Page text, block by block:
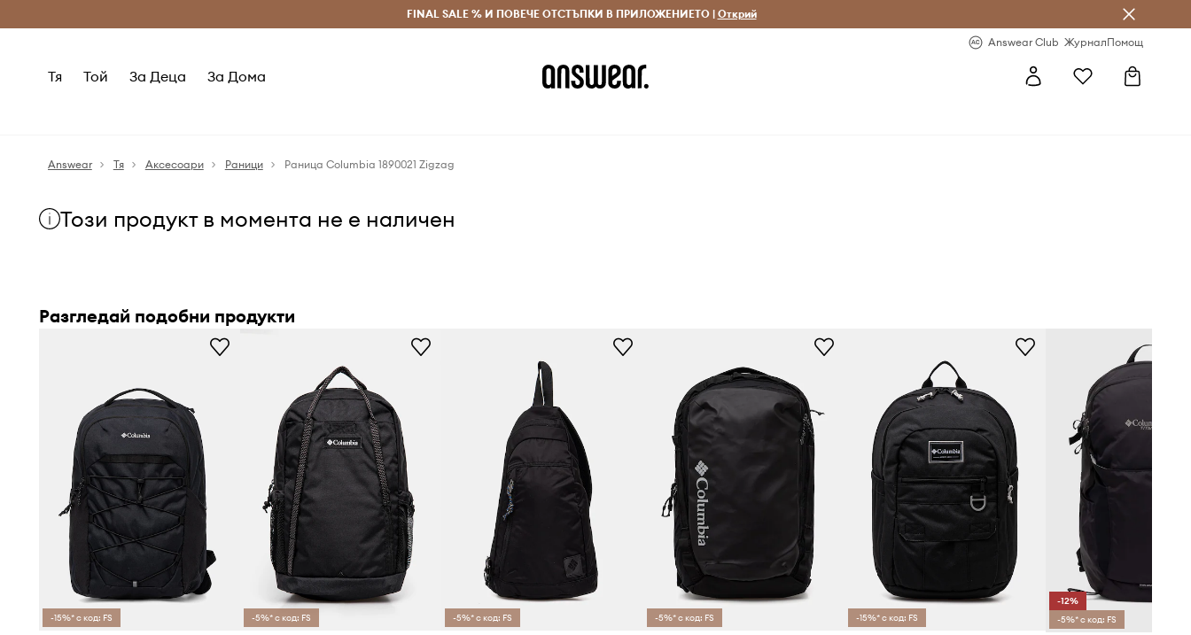
Безплатни доставка и връщане за поръчки над 70 EUR Доставка 1-5 дни
FINAL SALE % И ПОВЕЧЕ ОТСТЪПКИ В ПРИЛОЖЕНИЕТО | Открий
Answear Club ЖурналПомощ
Тя Той За Деца За Дома
Answear Тя Аксесоари Раници Раница Columbia 1890021 Zigzag
Този продукт в момента не е наличен
Разгледай подобни продукти
-15%* с код: FS -5%* с код: FS -5%* с код: FS -5%* с код: FS -15%* с код: FS
-12%
-5%* с код: FS